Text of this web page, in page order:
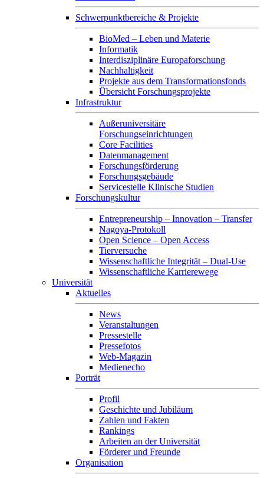
Schwerpunktbereiche & Projekte
BioMed – Leben und Materie
Informatik
Interdisziplinäre Europaforschung
Nachhaltigkeit
Projekte aus dem Transformationsfonds
Übersicht Forschungsprojekte
Infrastruktur
Außeruniversitäre
Forschungseinrichtungen
Core Facilities
Datenmanagement
Forschungsförderung
Forschungsgebäude
Servicestelle Klinische Studien
Forschungskultur
Entrepreneurship – Innovation – Transfer
Nagoya-Protokoll
Open Science – Open Access
Tierversuche
Wissenschaftliche Integrität – Dual-Use
Wissenschaftliche Karrierewege
Universität
Aktuelles
News
Veranstaltungen
Pressestelle
Pressefotos
Web-Magazin
Medienecho
Porträt
Profil
Geschichte und Jubiläum
Zahlen und Fakten
Rankings
Arbeiten an der Universität
Förderer und Freunde
Organisation